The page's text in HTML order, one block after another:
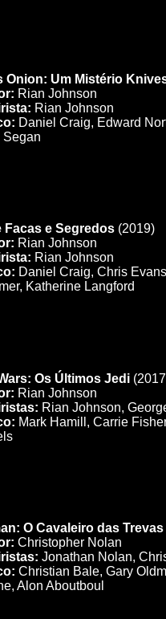
Onion: Um Mistério
Rian Johnson
Rian Johnson
Daniel Craig, Edward
Segan
Facas e Segredos (2019)
Rian Johnson
Rian Johnson
Daniel Craig, Chris
Katherine Langford
Os Últimos Jedi
Rian Johnson
Rian Johnson,
Mark Hamill, Carrie
O Cavaleiro das
Christopher Nolan
Jonathan Nolan,
Christian Bale, Gary
Alon Aboutboul